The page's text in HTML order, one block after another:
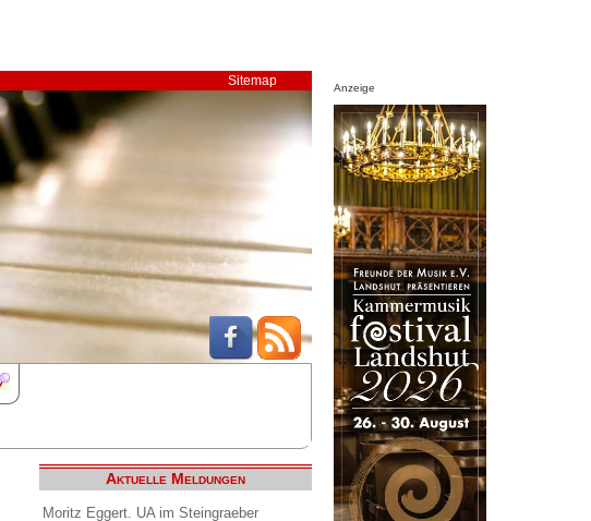
Sitemap
Aktuelle Meldungen
Moritz Eggert. UA im Steingraeber
Anzeige